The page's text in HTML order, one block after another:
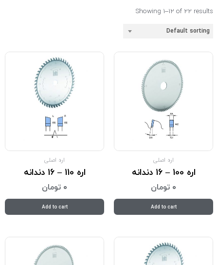
Showing 1–12 of 22 results
Default sorting
اره اصلی
اره 100 – 16 دندانه
0 تومان
Add to cart
اره اصلی
اره 110 – 16 دندانه
0 تومان
Add to cart